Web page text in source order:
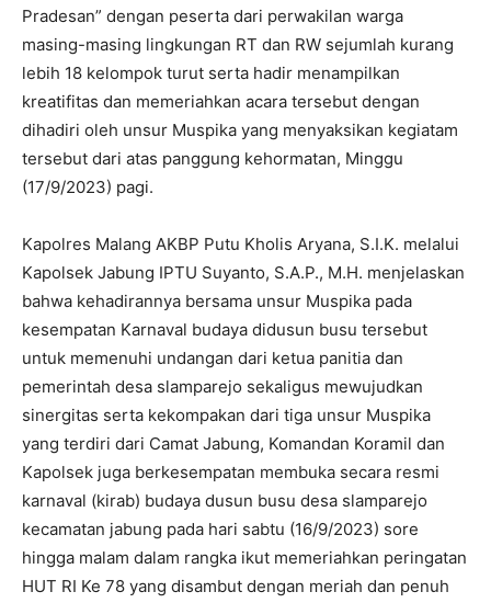
Pradesan” dengan peserta dari perwakilan warga
masing-masing lingkungan RT dan RW sejumlah kurang
lebih 18 kelompok turut serta hadir menampilkan
kreatifitas dan memeriahkan acara tersebut dengan
dihadiri oleh unsur Muspika yang menyaksikan kegiatam
tersebut dari atas panggung kehormatan, Minggu
(17/9/2023) pagi.
Kapolres Malang AKBP Putu Kholis Aryana, S.I.K. melalui
Kapolsek Jabung IPTU Suyanto, S.A.P., M.H. menjelaskan
bahwa kehadirannya bersama unsur Muspika pada
kesempatan Karnaval budaya didusun busu tersebut
untuk memenuhi undangan dari ketua panitia dan
pemerintah desa slamparejo sekaligus mewujudkan
sinergitas serta kekompakan dari tiga unsur Muspika
yang terdiri dari Camat Jabung, Komandan Koramil dan
Kapolsek juga berkesempatan membuka secara resmi
karnaval (kirab) budaya dusun busu desa slamparejo
kecamatan jabung pada hari sabtu (16/9/2023) sore
hingga malam dalam rangka ikut memeriahkan peringatan
HUT RI Ke 78 yang disambut dengan meriah dan penuh